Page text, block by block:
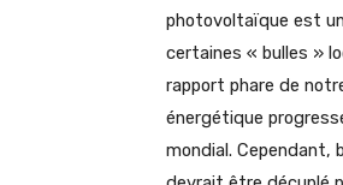
photovoltaïque est
certaines « bulles »
rapport phare de
énergétique
mondial. Cependant,